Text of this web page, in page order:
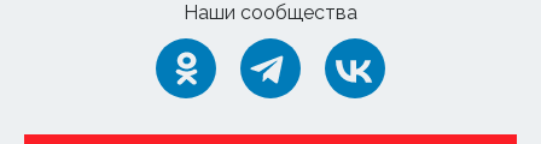
Наши сообщества